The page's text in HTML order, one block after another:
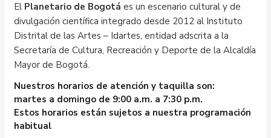
El Planetario de Bogotá es un escenario cultural y de
divulgación científica integrado desde 2012 al Instituto
Distrital de las Artes – Idartes, entidad adscrita a la
Secretaría de Cultura, Recreación y Deporte de la Alcaldía
Mayor de Bogotá.
Nuestros horarios de atención y taquilla son:
martes a domingo de 9:00 a.m. a 7:30 p.m.
Estos horarios están sujetos a nuestra programación
habitual